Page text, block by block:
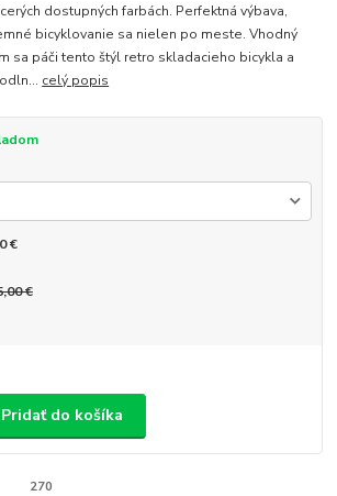
dostupných farbách. Perfektná výbava,
bicyklovanie sa nielen po meste. Vhodný
sa páči tento štýl retro skladacieho bicykla a
celý popis
€
€
Pridať do košíka
270